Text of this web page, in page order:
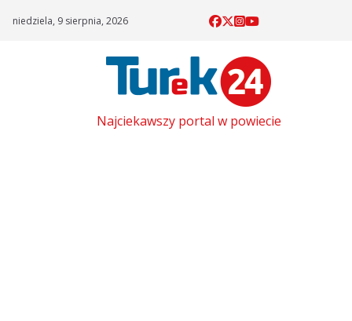
niedziela, 9 sierpnia, 2026
Najciekawszy portal w powiecie